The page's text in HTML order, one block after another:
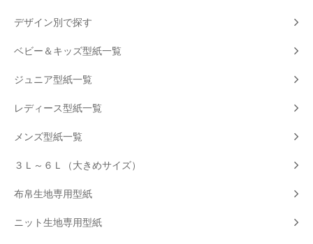
デザイン別で探す
ベビー＆キッズ型紙一覧
ジュニア型紙一覧
レディース型紙一覧
メンズ型紙一覧
３Ｌ～６Ｌ（大きめサイズ）
布帛生地専用型紙
ニット生地専用型紙